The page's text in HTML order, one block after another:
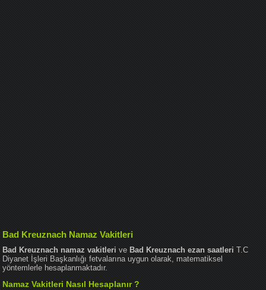
Bad Kreuznach Namaz Vakitleri
Bad Kreuznach namaz vakitleri ve Bad Kreuznach ezan saatleri T.C
Diyanet İşleri Başkanlığı fetvalarına uygun olarak, matematiksel
yöntemlerle hesaplanmaktadır.
Namaz Vakitleri Nasıl Hesaplanır ?